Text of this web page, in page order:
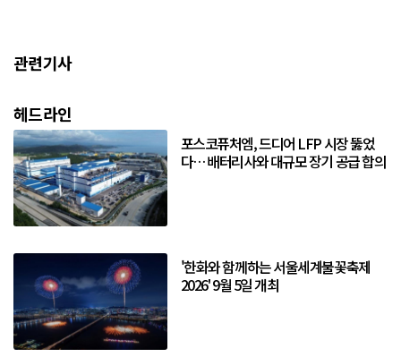
관련기사
헤드라인
포스코퓨처엠, 드디어 LFP 시장 뚫었
다… 배터리사와 대규모 장기 공급 합의
'한화와 함께하는 서울세계불꽃축제
2026' 9월 5일 개최